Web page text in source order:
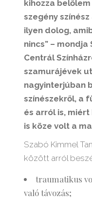
kihozza
szegény színész
ilyen dolog,
nincs” – mondja
Centrál
szamurájévek
nagyinterjúban
színészekről, a
és arról is,
is köze volt a
Szabó Kimmel
között arról
traumatikus
való távozás;